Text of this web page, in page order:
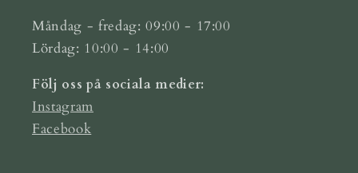
Måndag - fredag: 09:00 - 17:00
Lördag: 10:00 - 14:00
Följ oss på sociala medier:
Instagram
Facebook